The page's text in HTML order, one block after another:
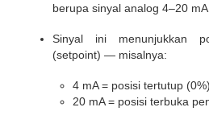
berupa sinyal analog 4–20
Sinyal ini menunjukkan
(setpoint) — misalnya:
4 mA = posisi tertutup (0%)
20 mA = posisi terbuka